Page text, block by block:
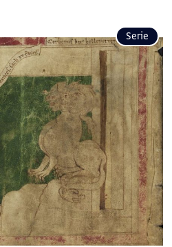
Serie